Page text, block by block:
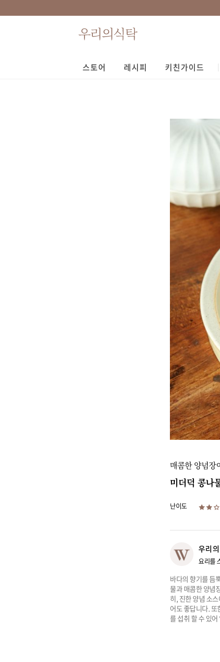
스토어 레시피 키친가이드
매콤한 양념장
미더덕 콩나
난이도
우리
요리를
바다의 향기를 듬
물과 매콤한 양념
히, 진한 양념 소
어도 좋답니다. 또
를 섭취 할 수 있